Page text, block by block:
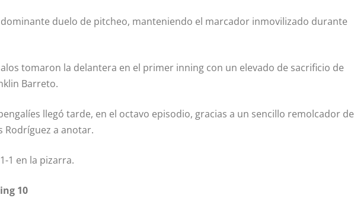
duelo de pitcheo, manteniendo el marcador inmovilizado durante
tomaron la delantera en el primer inning con un elevado de sacrificio de
Barreto.
llegó tarde, en el octavo episodio, gracias a un sencillo remolcador de
Rodríguez a anotar.
1 en la pizarra.
10